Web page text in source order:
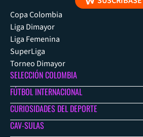
Copa Colombia
Liga Dimayor
Liga Femenina
SuperLiga
Torneo Dimayor
SELECCIÓN COLOMBIA
FÚTBOL INTERNACIONAL
CURIOSIDADES DEL DEPORTE
CAV-SULAS